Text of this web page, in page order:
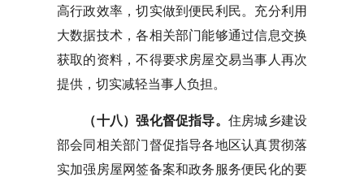
高行政效率，切实做到便民利民。充分利用
大数据技术，各相关部门能够通过信息交换
获取的资料，不得要求房屋交易当事人再次
提供，切实减轻当事人负担。
（十八）强化督促指导。 住房城乡建设
部会同相关部门督促指导各地区认真贯彻落
实加强房屋网签备案和政务服务便民化的要